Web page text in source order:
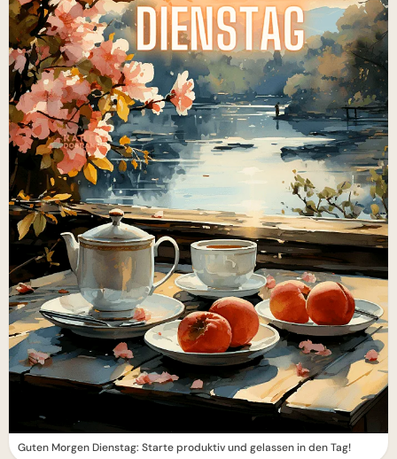
Guten Morgen Dienstag: Starte produktiv und gelassen in den Tag!